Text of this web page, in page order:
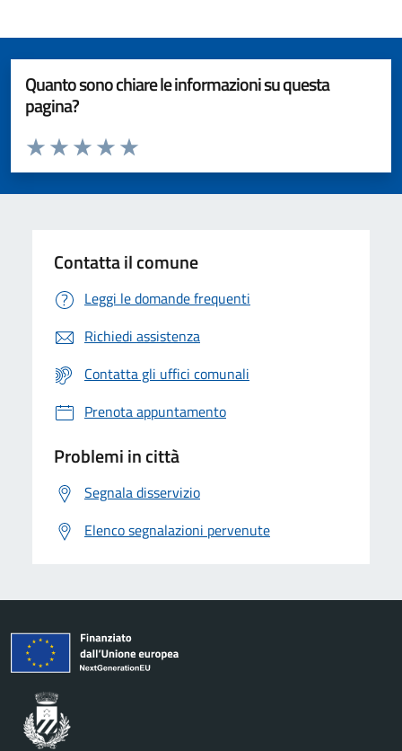
Quanto sono chiare le informazioni su questa
pagina?
Valuta da 1 a 5 stelle la pagina
Valuta 5 stelle su 5
Valuta 4 stelle su 5
Valuta 3 stelle su 5
Valuta 2 stelle su 5
Valuta 1 stelle su 5
Contatta il comune
Leggi le domande frequenti
Richiedi assistenza
Contatta gli uffici comunali
Prenota appuntamento
Problemi in città
Segnala disservizio
Elenco segnalazioni pervenute